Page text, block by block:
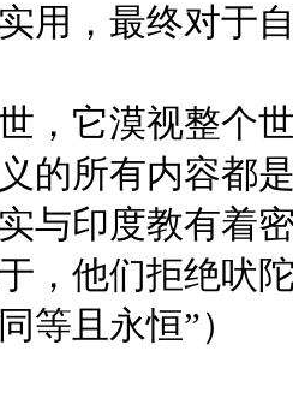
用，最终对于
，它漠视整个
的所有内容都
与印度教有着
，他们拒绝吠
等且永恒”）